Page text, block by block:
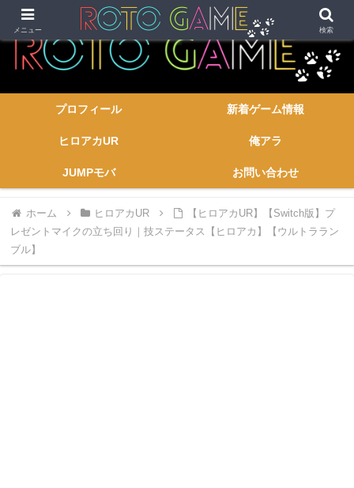
プロフィール 新着ゲーム情報
ヒロアカUR 俺アラ
JUMPモバ お問い合わせ
ホーム ヒロアカUR
【ヒロアカUR】【Switch版】プ
レゼントマイクの立ち回り｜技ステータス【ヒロアカ】【ウルトララン
ブル】
メニュー 検索